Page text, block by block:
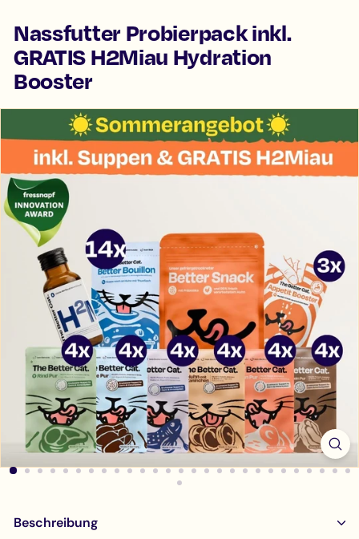
Nassfutter Probierpack inkl.
GRATIS H2Miau Hydration
Booster
Beschreibung